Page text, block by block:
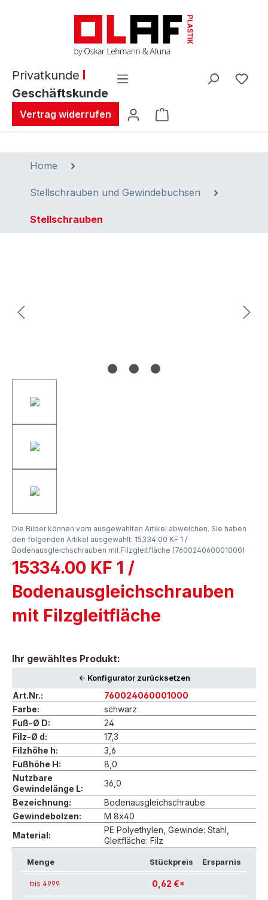
Privatkunde
Geschäftskunde
Vertrag widerrufen Warenkorb enthält
Home
Stellschrauben und Gewindebuchsen
Stellschrauben
Die Bilder können vom ausgewählten Artikel abweichen. Sie haben
den folgenden Artikel ausgewählt: 15334.00 KF 1 /
Bodenausgleichschrauben mit Filzgleitfläche (760024060001000)
15334.00 KF 1 /
Bodenausgleichschrauben
mit Filzgleitfläche
Ihr gewähltes Produkt:
<- Konfigurator zurücksetzen
Art.Nr.:
760024060001000
Farbe:
schwarz
Fuß-Ø D:
24
Filz-Ø d:
17,3
Filzhöhe h:
3,6
Fußhöhe H:
8,0
Nutzbare
Gewindelänge L:
36,0
Bezeichnung:
Bodenausgleichschraube
Gewindebolzen:
M 8x40
Material:
PE Polyethylen, Gewinde: Stahl,
Gleitfläche: Filz
Menge Stückpreis Ersparnis
bis 4999 0,62 €*